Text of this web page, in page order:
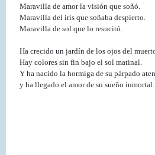
Maravilla de amor la visión que soñó.
Maravilla del iris que soñaba despierto.
Maravilla de sol que lo resucitó.
Ha crecido un jardín de los ojos del
Hay colores sin fin bajo el sol matinal.
Y ha nacido la hormiga de su párpado
y ha llegado el amor de su sueño inmortal.